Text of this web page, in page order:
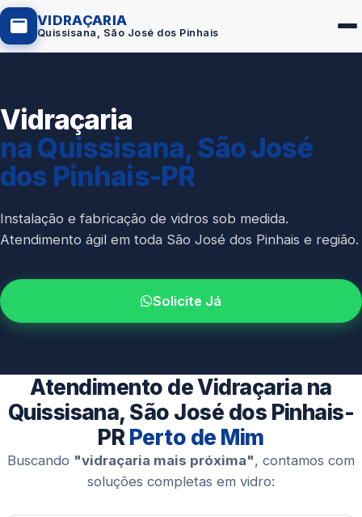
VIDRAÇARIA
Quissisana, São José dos Pinhais
Box de Vidro
Portas em Vidro
Guarda-Corpo
Espelho Sob Medida
Fachada de Vidro
Esquadrias de Alumínio
Vidraçaria
na Quissisana, São José
dos Pinhais-PR
Instalação e fabricação de vidros sob medida.
Atendimento ágil em toda São José dos Pinhais e região.
Solicite Já
Atendimento de Vidraçaria na
Quissisana, São José dos Pinhais-
PR Perto de Mim
Buscando "vidraçaria mais próxima", contamos com
soluções completas em vidro: